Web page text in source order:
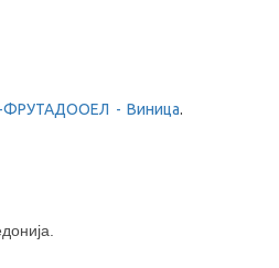
- Виница.